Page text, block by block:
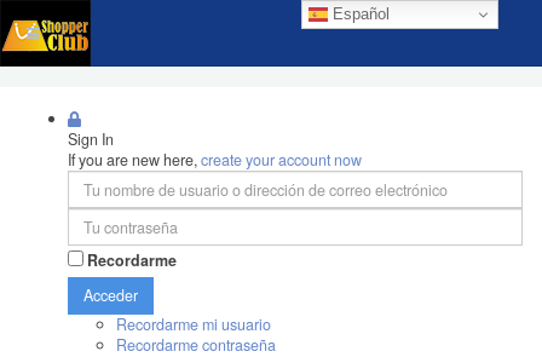
Español
Sign In
If you are new here,create your account now
Recordarme
Acceder
Recordarme mi usuario
Recordarme contraseña